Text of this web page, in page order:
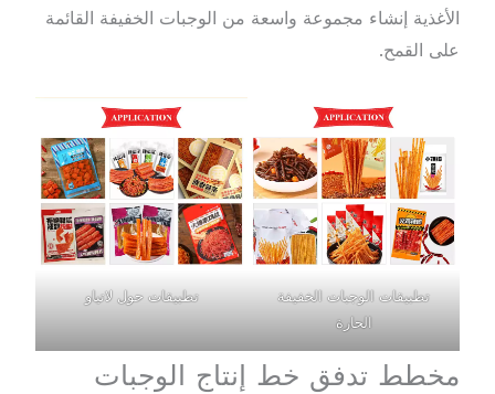
الأغذية إنشاء مجموعة واسعة من الوجبات الخفيفة القائمة
على القمح.
تطبيقات الوجبات الخفيفة
الحارة
تطبيقات حول لاتياو
مخطط تدفق خط إنتاج الوجبات